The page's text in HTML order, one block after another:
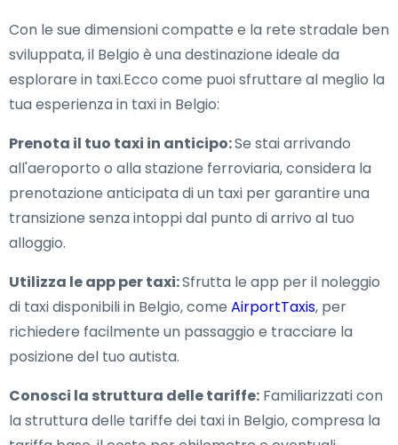
Con le sue dimensioni compatte e la rete stradale ben
sviluppata, il Belgio è una destinazione ideale da
esplorare in taxi.Ecco come puoi sfruttare al meglio la
tua esperienza in taxi in Belgio:
Prenota il tuo taxi in anticipo:Se stai arrivando
all'aeroporto o alla stazione ferroviaria, considera la
prenotazione anticipata di un taxi per garantire una
transizione senza intoppi dal punto di arrivo al tuo
alloggio.
Utilizza le app per taxi:Sfrutta le app per il noleggio
di taxi disponibili in Belgio, come AirportTaxis, per
richiedere facilmente un passaggio e tracciare la
posizione del tuo autista.
Conosci la struttura delle tariffe: Familiarizzati con
la struttura delle tariffe dei taxi in Belgio, compresa la